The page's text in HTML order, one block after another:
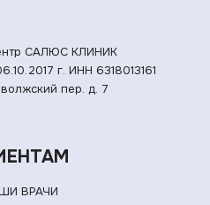
САЛЮС КЛИНИК
г. ИНН 6318013161
пер. д. 7
ВРАЧИ